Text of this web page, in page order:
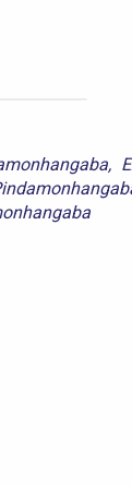
,